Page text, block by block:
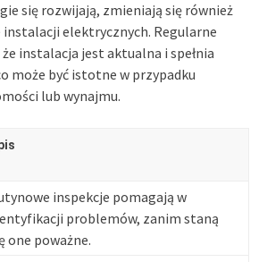
się rozwijają, zmieniają się również
instalacji elektrycznych. Regularne
instalacja jest aktualna i spełnia
może być istotne w przypadku
lub wynajmu.
inspekcje pomagają w
problemów, zanim staną
one poważne.